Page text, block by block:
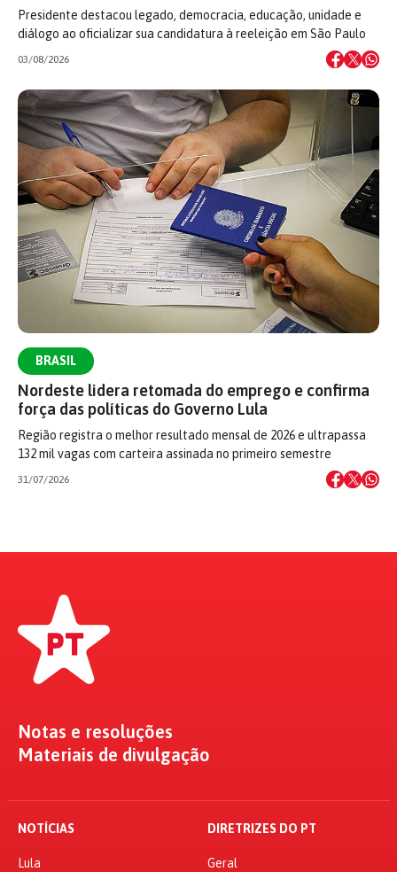
Presidente destacou legado, democracia, educação, unidade e
diálogo ao oficializar sua candidatura à reeleição em São Paulo
03/08/2026
BRASIL
Nordeste lidera retomada do emprego e confirma
força das políticas do Governo Lula
Região registra o melhor resultado mensal de 2026 e ultrapassa
132 mil vagas com carteira assinada no primeiro semestre
31/07/2026
Notas e resoluções
Materiais de divulgação
NOTÍCIAS
Lula
DIRETRIZES DO PT
Geral